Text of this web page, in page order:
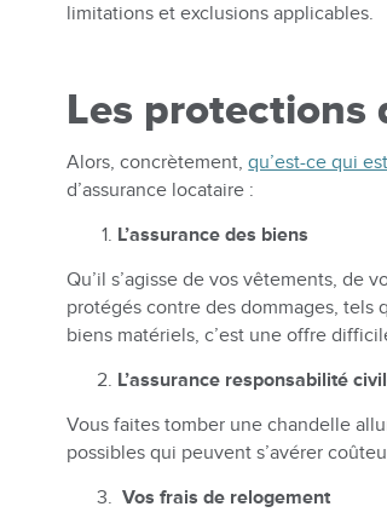
limitations et exclusions applicables.
Les protections
Alors, concrètement,qu’est-ce qui
d’assurance locataire :
L’assurance des biens
Qu’il s’agisse de vos vêtements, de
protégés contre des dommages, tels
biens matériels, c’est une offre
L’assurance responsabilité
Vous faites tomber une chandelle
possibles qui peuvent s’avérer
Vos frais de relogement